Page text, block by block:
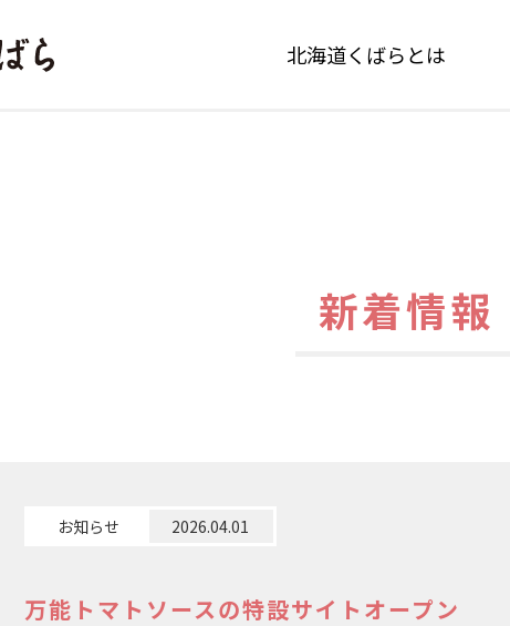
北海道くばらとは
新着情報
お知らせ 2026.04.01
万能トマトソースの特設サイトオープン